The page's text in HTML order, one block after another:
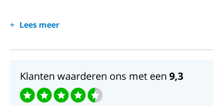
Lees meer
Klanten waarderen ons met een 9,3